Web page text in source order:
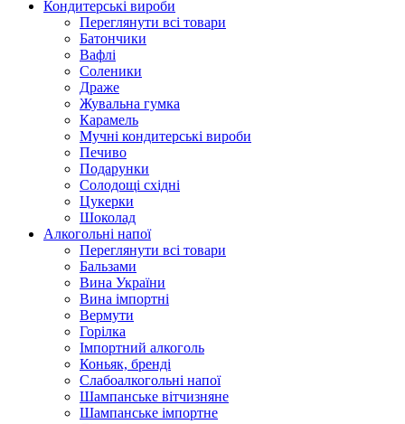
Кондитерські вироби
Переглянути всі товари
Батончики
Вафлі
Соленики
Драже
Жувальнa гумка
Карамель
Мучні кондитерські вироби
Печиво
Подарунки
Солодощі східні
Цукерки
Шоколад
Алкогольні напої
Переглянути всі товари
Бальзами
Вина України
Вина імпортні
Вермути
Горілка
Імпортний алкоголь
Коньяк, бренді
Слабоалкогольні напої
Шампанське вітчизняне
Шампанське імпортне